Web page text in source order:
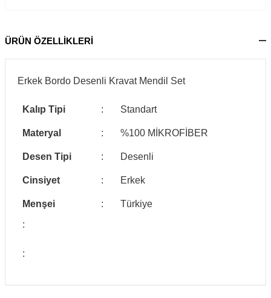
ÜRÜN ÖZELLİKLERİ
Erkek Bordo Desenli Kravat Mendil Set
Kalıp Tipi : Standart
Materyal : %100 MİKROFİBER
Desen Tipi : Desenli
Cinsiyet : Erkek
Menşei :
Türkiye
:
: